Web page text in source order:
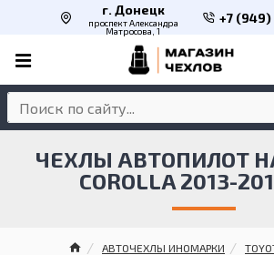
г. Донецк
проспект Александра
Матросова, 1
+7
АВТОЧЕХЛЫ ИНОМАРКИ
ЧЕХЛЫ АВТОПИЛОТ НА
COROLLA 2013-